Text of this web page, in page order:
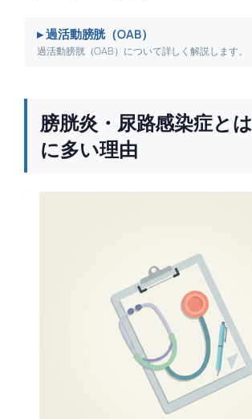
▸ 過活動膀胱（OAB）
過活動膀胱（OAB）について詳しく解説します。
膀胱炎・尿路感染症と
に多い理由